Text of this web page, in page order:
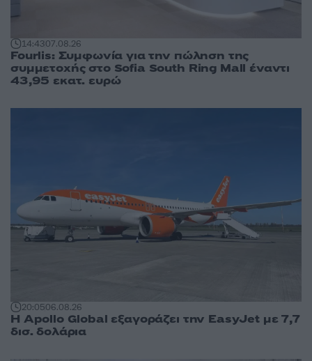
14:4307.08.26
Fourlis: Συμφωνία για την πώληση της
συμμετοχής στο Sofia South Ring Mall έναντι
43,95 εκατ. ευρώ
20:0506.08.26
Η Apollo Global εξαγοράζει την EasyJet με 7,7
δισ. δολάρια